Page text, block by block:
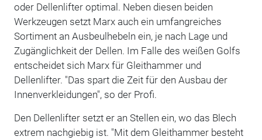
oder Dellenlifter optimal. Neben diesen beiden
Werkzeugen setzt Marx auch ein umfangreiches
Sortiment an Ausbeulhebeln ein, je nach Lage und
Zugänglichkeit der Dellen. Im Falle des weißen Golfs
entscheidet sich Marx für Gleithammer und
Dellenlifter. "Das spart die Zeit für den Ausbau der
Innenverkleidungen", so der Profi.
Den Dellenlifter setzt er an Stellen ein, wo das Blech
extrem nachgiebig ist. "Mit dem Gleithammer besteht